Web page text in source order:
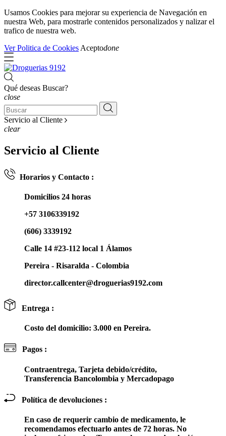
Usamos Cookies para mejorar su experiencia de Navegación en
nuestra Web, para mostrarle contenidos personalizados y nalizar el
trafico de nuestra web.
Ver Politica de Cookies Aceptodone
Qué deseas Buscar?
close
Servicio al Cliente
clear
Servicio al Cliente
Horarios y Contacto :
Domicilios 24 horas
+57 3106339192
(606) 3339192
Calle 14 #23-112 local 1 Álamos
Pereira - Risaralda - Colombia
director.callcenter@droguerias9192.com
Entrega :
Costo del domicilio: 3.000 en Pereira.
Pagos :
Contraentrega, Tarjeta debido/crédito,
Transferencia Bancolombia y Mercadopago
Política de devoluciones :
En caso de requerir cambio de medicamento, le
recomendamos efectuarlo antes de 72 horas. No